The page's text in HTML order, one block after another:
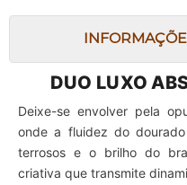
DUO LUXO
Deixe-se envolver pela
onde a fluidez do
terrosos e o brilho do
criativa que transmite